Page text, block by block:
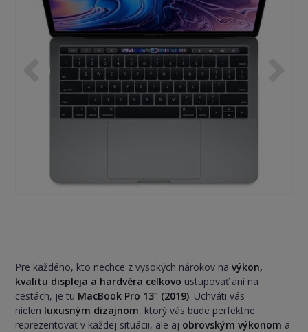
Pre každého, kto nechce z vysokých nárokov navýkon,
kvalitu displeja a hardvéra celkovo ustupovať ani na
cestách, je tu MacBook Pro 13" (2019). Uchváti vás
nielen luxusným dizajnom, ktorý vás bude perfektne
reprezentovať v každej situácii, ale aj obrovským výkonom a